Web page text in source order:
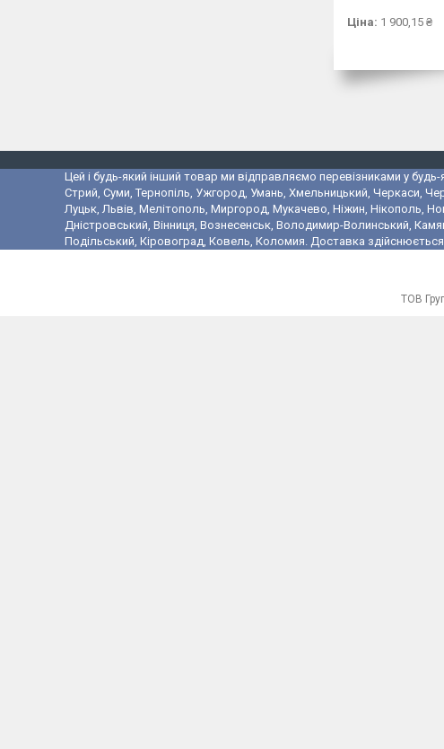
Ціна: 1 900,15 ₴
Цей і будь-який інший товар ми відправляємо перевізниками у
Стрий, Суми, Тернопіль, Ужгород, Умань, Хмельницький, Черкаси,
Луцьк, Львів, Мелітополь, Миргород, Мукачево, Ніжин, Нікополь,
Дністровський, Вінниця, Вознесенськ, Володимир-Волинський,
Подільський, Кіровоград, Ковель, Коломия. Доставка